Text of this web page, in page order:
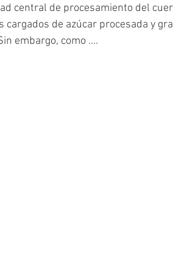
central de procesamiento del
de azúcar procesada y
embargo, como ....